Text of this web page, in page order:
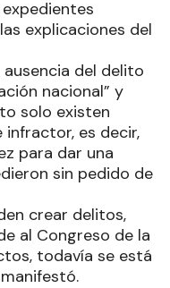
explicaciones del
del delito
nacional” y
solo existen
infractor, es decir,
para dar una
sin pedido de
crear delitos,
al Congreso de la
todavía se está